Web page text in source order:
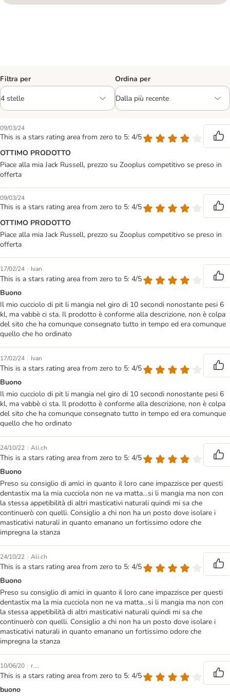
Filtra per Ordina per
09/03/24
This is a stars rating area from zero to 5: 4/5
OTTIMO PRODOTTO
Piace alla mia Jack Russell, prezzo su Zooplus competitivo se preso in
offerta
09/03/24
This is a stars rating area from zero to 5: 4/5
OTTIMO PRODOTTO
Piace alla mia Jack Russell, prezzo su Zooplus competitivo se preso in
offerta
17/02/24 | Ivan
This is a stars rating area from zero to 5: 4/5
Buono
Il mio cucciolo di pit li mangia nel giro di 10 secondi nonostante pesi 6
kl, ma vabbè ci sta. Il prodotto è conforme alla descrizione, non è colpa
del sito che ha comunque consegnato tutto in tempo ed era comunque
quello che ho ordinato
17/02/24 | Ivan
This is a stars rating area from zero to 5: 4/5
Buono
Il mio cucciolo di pit li mangia nel giro di 10 secondi nonostante pesi 6
kl, ma vabbè ci sta. Il prodotto è conforme alla descrizione, non è colpa
del sito che ha comunque consegnato tutto in tempo ed era comunque
quello che ho ordinato
24/10/22 | Ali.ch
This is a stars rating area from zero to 5: 4/5
Buono
Preso su consiglio di amici in quanto il loro cane impazzisce per questi
dentastix ma la mia cucciola non ne va matta…si li mangia ma non con
la stessa appetibilità di altri masticativi naturali quindi mi sa che
continuerò con quelli. Consiglio a chi non ha un posto dove isolare i
masticativi naturali in quanto emanano un fortissimo odore che
impregna la stanza
24/10/22 | Ali.ch
This is a stars rating area from zero to 5: 4/5
Buono
Preso su consiglio di amici in quanto il loro cane impazzisce per questi
dentastix ma la mia cucciola non ne va matta…si li mangia ma non con
la stessa appetibilità di altri masticativi naturali quindi mi sa che
continuerò con quelli. Consiglio a chi non ha un posto dove isolare i
masticativi naturali in quanto emanano un fortissimo odore che
impregna la stanza
10/06/20 | r....
This is a stars rating area from zero to 5: 4/5
buono